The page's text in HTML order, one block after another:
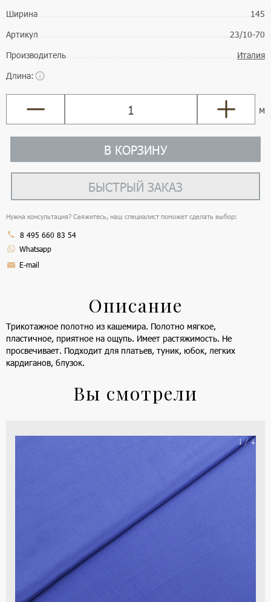
Ширина
145
Артикул
23/10-70
Производитель
Италия
Длина:
м
В КОРЗИНУ
БЫСТРЫЙ ЗАКАЗ
Нужна консультация? Свяжитесь, наш специалист поможет сделать выбор:
8 495 660 83 54
Whatsapp
E-mail
Описание
Трикотажное полотно из кашемира. Полотно мягкое,
пластичное, приятное на ощупь. Имеет растяжимость. Не
просвечивает. Подходит для платьев, туник, юбок, легких
кардиганов, блузок.
Вы смотрели
1 / 4